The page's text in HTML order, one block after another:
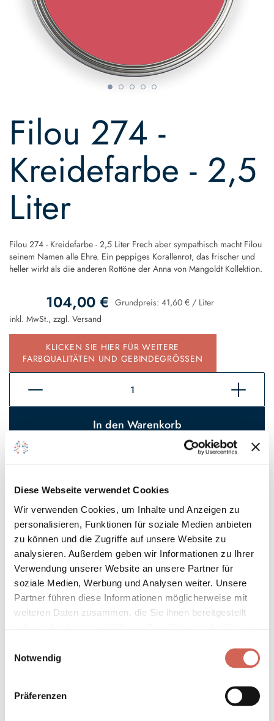
Diese Webseite verwendet Cookies
Wir verwenden Cookies, um Inhalte und Anzeigen zu
personalisieren, Funktionen für soziale Medien anbieten
zu können und die Zugriffe auf unsere Website zu
analysieren. Außerdem geben wir Informationen zu Ihrer
Verwendung unserer Website an unsere Partner für
soziale Medien, Werbung und Analysen weiter. Unsere
Partner führen diese Informationen möglicherweise mit
weiteren Daten zusammen, die Sie ihnen bereitgestellt
Notwendig
Präferenzen
Filou 274 -
Kreidefarbe - 2,5
Liter
Filou 274 - Kreidefarbe - 2,5 Liter Frech aber sympathisch macht Filou
seinem Namen alle Ehre. Ein peppiges Korallenrot, das frischer und
heller wirkt als die anderen Rottöne der Anna von Mangoldt Kollektion.
104,00 € Grundpreis: 41,60 € / Liter
inkl. MwSt., zzgl. Versand
KLICKEN SIE HIER FÜR WEITERE
FARBQUALITÄTEN UND GEBINDEGRÖSSEN
In den Warenkorb
Sofort verfügbar, Lieferzeit 2 - 5 Tage*
* Gilt für Lieferungen innerhalb Deutschlands, Lieferzeiten für andere
Länder entnehmen Sie bitte unserenVersandinformationen
Technische Details und Hinweise
Hinweis zur Grundierung
Umweltverträglichkeit
Technische Daten
the
beginning
the
images